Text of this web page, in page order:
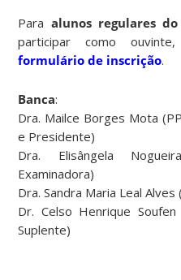
Para alunos regulares do
participar como
formulário de inscrição.
Banca:
Dra. Mailce Borges Mota
e Presidente)
Dra. Elisângela
Examinadora)
Dra. Sandra Maria Leal Alves
Dr. Celso Henrique Soufen
Suplente)